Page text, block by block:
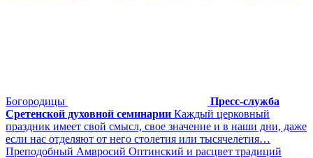
Богородицы
Пресс-служба
Сретенской духовной семинарии Каждый церковный
праздник имеет свой смысл, свое значение и в наши дни, даже
если нас отделяют от него столетия или тысячелетия…
Преподобный Амвросий Оптинский и расцвет традиций